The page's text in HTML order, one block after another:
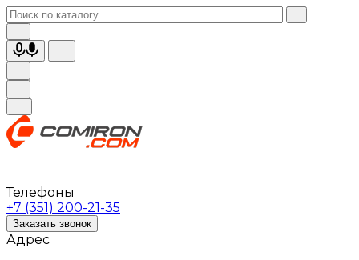
Телефоны
+7 (351) 200-21-35
Заказать звонок
Адрес